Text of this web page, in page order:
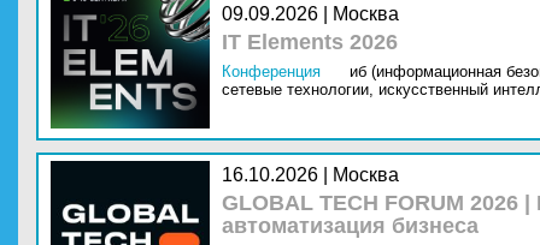
09.09.2026 | Москва
IT Elements 2026
Конференция
иб (информационная
сетевые технологии, искусственный
16.10.2026 | Москва
GLOBAL TECH FORUM
автоматизация бизнеса